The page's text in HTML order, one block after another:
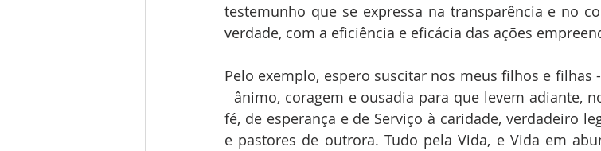
testemunho que se expressa na transparência e no
verdade, com a eficiência e eficácia das ações
Pelo exemplo, espero suscitar nos meus filhos e filhas
ânimo, coragem e ousadia para que levem adiante,
fé, de esperança e de Serviço à caridade, verdadeiro
e pastores de outrora. Tudo pela Vida, e Vida em